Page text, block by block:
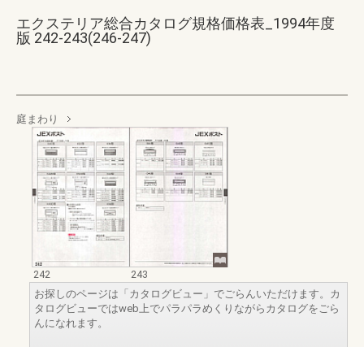
エクステリア総合カタログ規格価格表_1994年度
版 242-243(246-247)
庭まわり
242
243
お探しのページは「カタログビュー」でごらんいただけます。カ
タログビューではweb上でパラパラめくりながらカタログをごら
んになれます。